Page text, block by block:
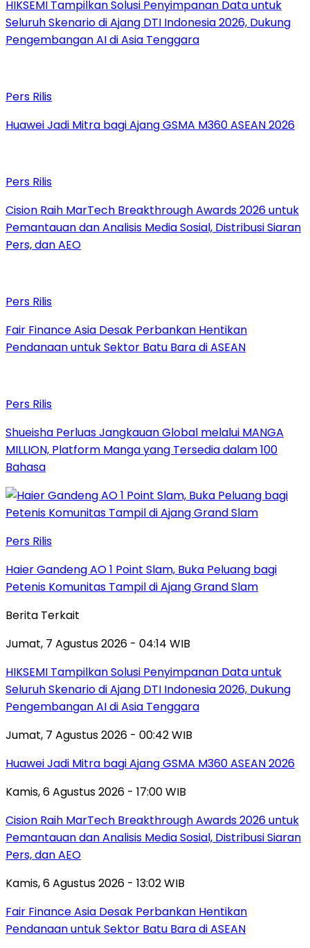
HIKSEMI Tampilkan Solusi Penyimpanan Data untuk
Seluruh Skenario di Ajang DTI Indonesia 2026, Dukung
Pengembangan AI di Asia Tenggara
Pers Rilis
Huawei Jadi Mitra bagi Ajang GSMA M360 ASEAN 2026
Pers Rilis
Cision Raih MarTech Breakthrough Awards 2026 untuk
Pemantauan dan Analisis Media Sosial, Distribusi Siaran
Pers, dan AEO
Pers Rilis
Fair Finance Asia Desak Perbankan Hentikan
Pendanaan untuk Sektor Batu Bara di ASEAN
Pers Rilis
Shueisha Perluas Jangkauan Global melalui MANGA
MILLION, Platform Manga yang Tersedia dalam 100
Bahasa
Pers Rilis
Haier Gandeng AO 1 Point Slam, Buka Peluang bagi
Petenis Komunitas Tampil di Ajang Grand Slam
Berita Terkait
Jumat, 7 Agustus 2026 - 04:14 WIB
HIKSEMI Tampilkan Solusi Penyimpanan Data untuk
Seluruh Skenario di Ajang DTI Indonesia 2026, Dukung
Pengembangan AI di Asia Tenggara
Jumat, 7 Agustus 2026 - 00:42 WIB
Huawei Jadi Mitra bagi Ajang GSMA M360 ASEAN 2026
Kamis, 6 Agustus 2026 - 17:00 WIB
Cision Raih MarTech Breakthrough Awards 2026 untuk
Pemantauan dan Analisis Media Sosial, Distribusi Siaran
Pers, dan AEO
Kamis, 6 Agustus 2026 - 13:02 WIB
Fair Finance Asia Desak Perbankan Hentikan
Pendanaan untuk Sektor Batu Bara di ASEAN